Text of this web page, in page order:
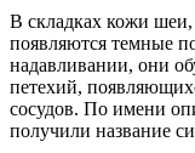
В складках кожи
появляются темные
надавливании, они
петехий,
сосудов. По имени
получили название